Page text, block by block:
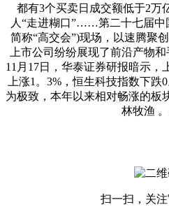
都有3个买卖日成交额低于2万
人“走进糊口”……第二十七届中
简称“高交会”)现场，以速腾聚
上市公司纷纷展现了前沿产物
11月17日，华泰证券研报暗示，
上涨1。3%，恒生科技指数下
为极致，本年以来相对畅涨的板
林牧渔 。
扫一扫，关